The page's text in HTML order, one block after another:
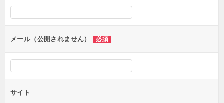
シ
ンメール（公開されません） 必須
サイト